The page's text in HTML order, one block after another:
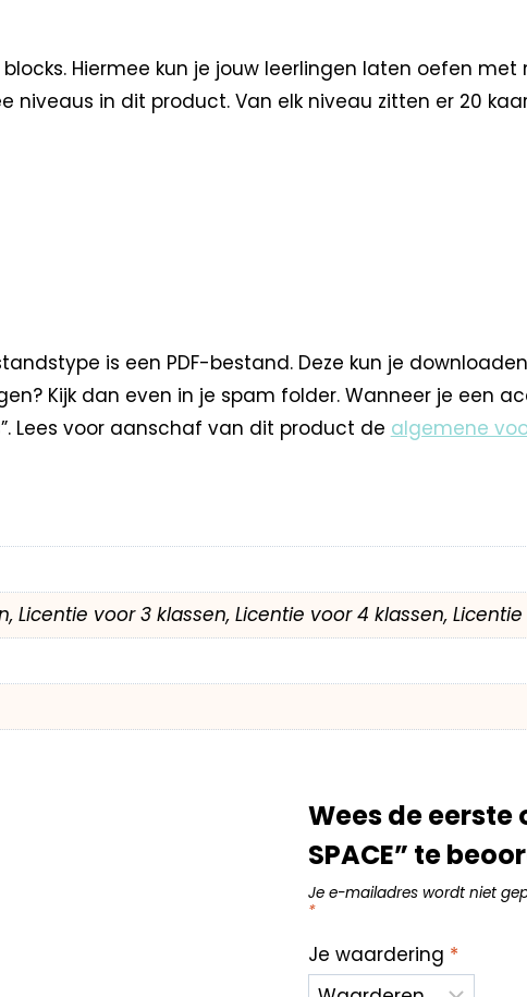
Hiermee kun je jouw leerlingen laten oefen met
in dit product. Van elk niveau zitten er 20
is een PDF-bestand. Deze kun je
Kijk dan even in je spam folder. Wanneer je een
Lees voor aanschaf van dit product de algemene
Licentie voor 3 klassen, Licentie voor 4 klassen,
Wees de eerste
SPACE” te
Je e-mailadres wordt niet
*
Je waardering *